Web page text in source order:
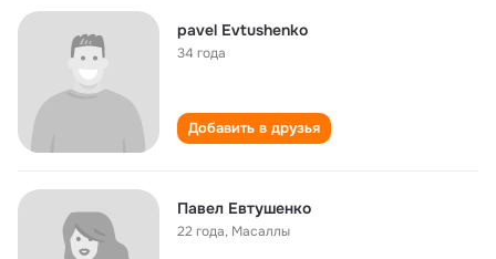
pavel Evtushenko
34 года
Добавить в друзья
Павел Евтушенко
22 года, Масаллы